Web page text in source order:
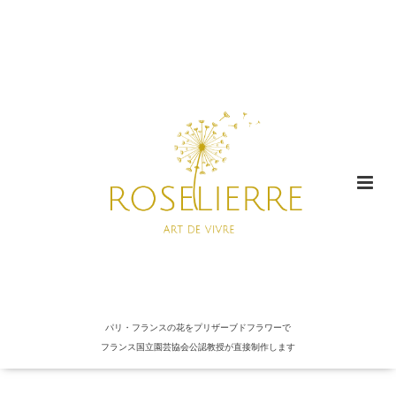
パリ・フランスの花をプリザーブドフラワーで
フランス国立園芸協会公認教授が直接制作します